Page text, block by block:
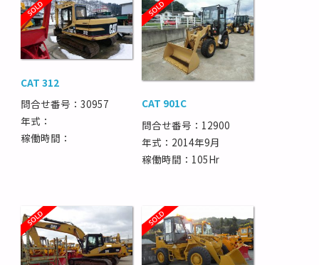
CAT 312
問合せ番号：30957
年式：
稼働時間：
CAT 901C
問合せ番号：12900
年式：2014年9月
稼働時間：105Hr